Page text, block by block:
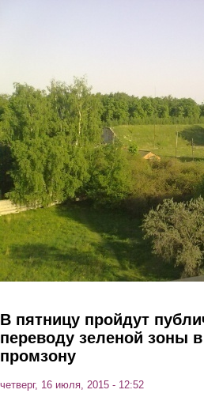
В пятницу пройдут
переводу зеленой зоны
промзону
четверг, 16 июля, 2015 - 12:52